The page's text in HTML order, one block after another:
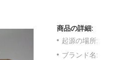
商品の詳細:
起源の場所:
ブランド名: